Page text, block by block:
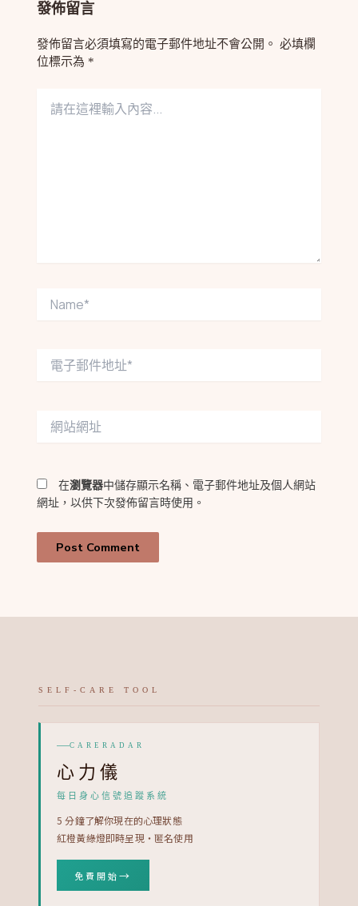
發佈留言
發佈留言必須填寫的電子郵件地址不會公開。 必填欄
位標示為 *
在瀏覽器中儲存顯示名稱、電子郵件地址及個人網站
網址，以供下次發佈留言時使用。
SELF-CARE TOOL
CARERADAR
心力儀
每日身心信號追蹤系統
5 分鐘了解你現在的心理狀態
紅橙黃綠燈即時呈現・匿名使用
免費開始→